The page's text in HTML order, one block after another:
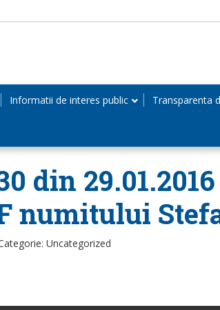
Informatii de interes public Transparenta
din
numitului
Uncategorized